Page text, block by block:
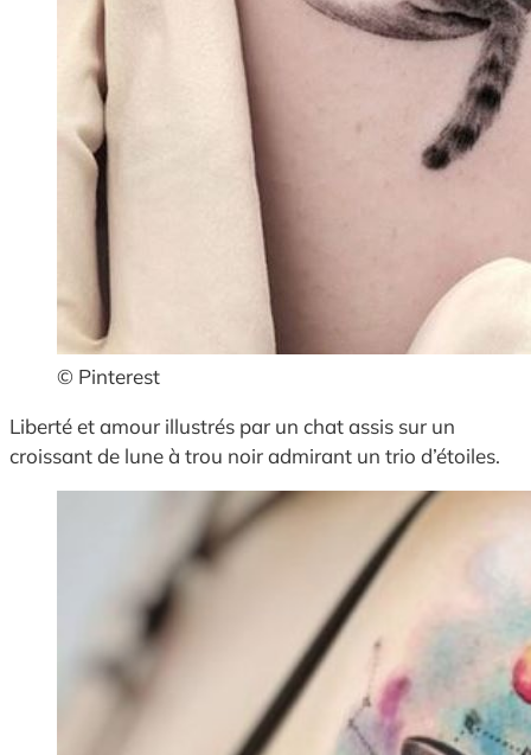
© Pinterest
Liberté et amour illustrés par un chat assis sur un
croissant de lune à trou noir admirant un trio d’étoiles.